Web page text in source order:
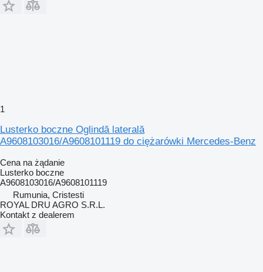
1
Lusterko boczne Oglindă laterală
A9608103016/A9608101119 do ciężarówki Mercedes-Benz
Cena na żądanie
Lusterko boczne
A9608103016/A9608101119
Rumunia, Cristesti
ROYAL DRU AGRO S.R.L.
Kontakt z dealerem